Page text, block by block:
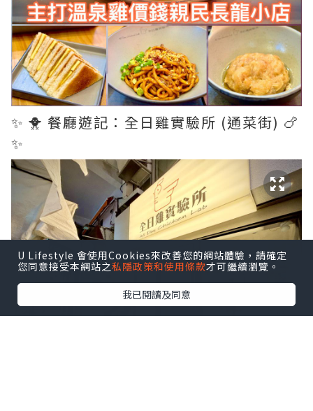
✨ 🐥 餐廳遊記：全日雞實驗所 (通菜街) 🍗
✨
U Lifestyle 會使用Cookies來改善您的網站體驗，請確定
您同意接受本網站之私隱政策和使用條款才可繼續瀏覽。
我已閱讀及同意